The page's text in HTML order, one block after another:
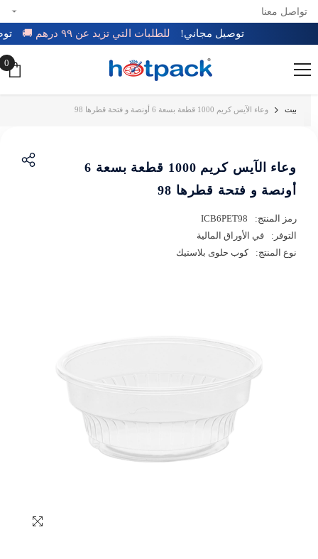
تخطي إلى المحتوى
تواصل معنا
توصيل مجاني! للطلبات التي تزيد عن ٩٩ درهم 🚚
0
0
بيت وعاء الآيس كريم 1000 قطعة بسعة 6 أونصة و فتحة قطرها 98
وعاء الآيس كريم 1000 قطعة بسعة 6
أونصة و فتحة قطرها 98
رمز المنتج:
ICB6PET98
التوفر:
في الأوراق المالية
نوع المنتج:
كوب حلوى بلاستيك